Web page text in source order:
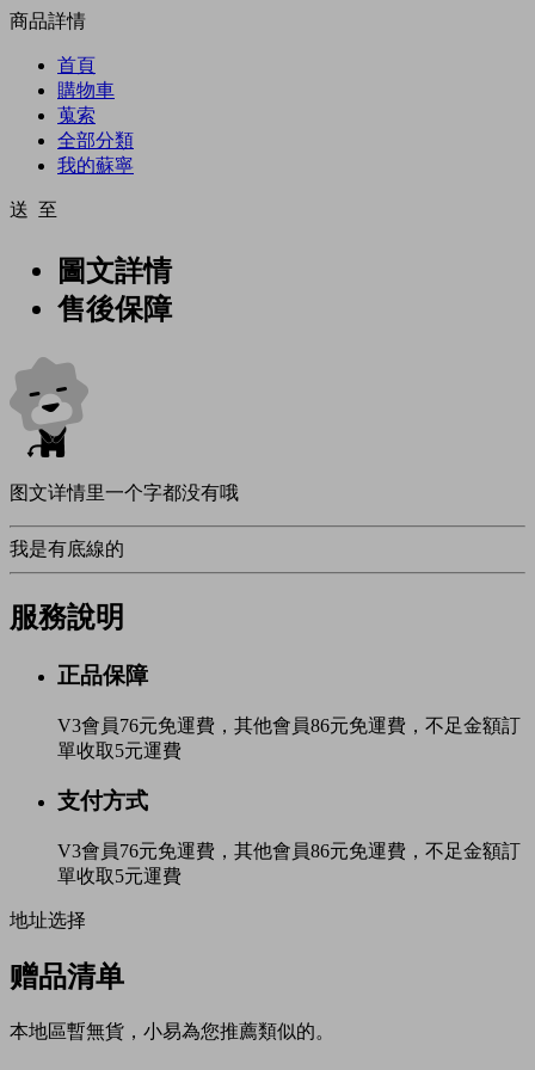
商品詳情
首頁
購物車
蒐索
全部分類
我的蘇寧
送 至
圖文詳情
售後保障
图文详情里一个字都没有哦
我是有底線的
服務說明
正品保障
V3會員76元免運費，其他會員86元免運費，不足金額訂
單收取5元運費
支付方式
V3會員76元免運費，其他會員86元免運費，不足金額訂
單收取5元運費
地址选择
赠品清单
本地區暫無貨，小易為您推薦類似的。